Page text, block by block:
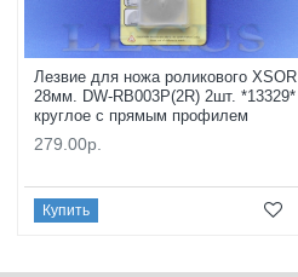
Лезвие для ножа роликового XSOR
28мм. DW-RB003P(2R) 2шт. *13329*
круглое с прямым профилем
279.00р.
Купить